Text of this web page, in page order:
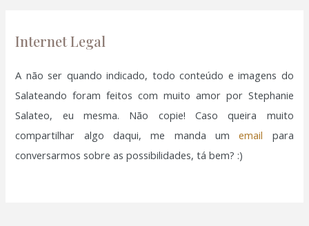
r
Internet Legal
A não ser quando indicado, todo conteúdo e imagens do
Salateando foram feitos com muito amor por Stephanie
Salateo, eu mesma. Não copie! Caso queira muito
compartilhar algo daqui, me manda umemail para
conversarmos sobre as possibilidades, tá bem? :)